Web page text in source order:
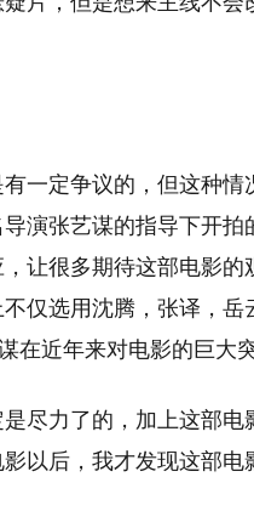
一定争议的，但这种情
演张艺谋的指导下开拍
让很多期待这部电影的
仅选用沈腾，张译，岳
在近年来对电影的巨大突
尽力了的，加上这部电
以后，我才发现这部电